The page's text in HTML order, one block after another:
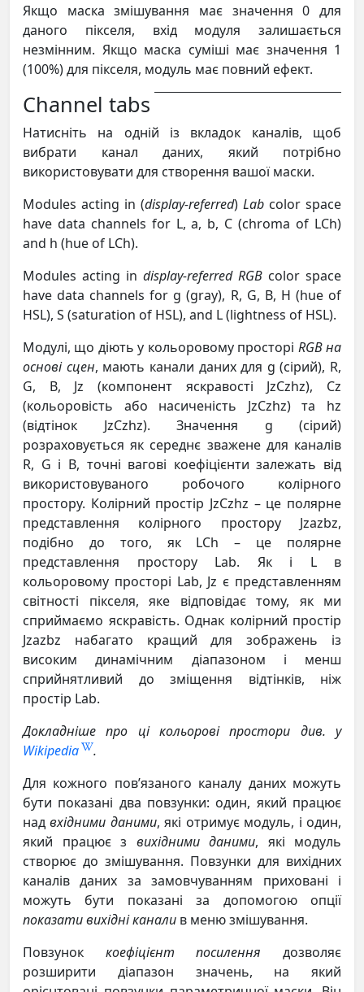
Якщо маска змішування має значення 0 для
даного пікселя, вхід модуля залишається
незмінним. Якщо маска суміші має значення 1
(100%) для пікселя, модуль має повний ефект.
Channel tabs
Натисніть на одній із вкладок каналів, щоб
вибрати канал даних, який потрібно
використовувати для створення вашої маски.
Modules acting in (display-referred) Lab color space
have data channels for L, a, b, C (chroma of LCh)
and h (hue of LCh).
Modules acting in display-referred RGB color space
have data channels for g (gray), R, G, B, H (hue of
HSL), S (saturation of HSL), and L (lightness of HSL).
Модулі, що діють у кольоровому просторі RGB на
основі сцен, мають канали даних для g (сірий), R,
G, B, Jz (компонент яскравості JzCzhz), Cz
(кольоровість або насиченість JzCzhz) та hz
(відтінок JzCzhz). Значення g (сірий)
розраховується як середнє зважене для каналів
R, G і B, точні вагові коефіцієнти залежать від
використовуваного робочого колірного
простору. Колірний простір JzCzhz – це полярне
представлення колірного простору Jzazbz,
подібно до того, як LCh – це полярне
представлення простору Lab. Як і L в
кольоровому просторі Lab, Jz є представленням
світності пікселя, яке відповідає тому, як ми
сприймаємо яскравість. Однак колірний простір
Jzazbz набагато кращий для зображень із
високим динамічним діапазоном і менш
сприйнятливий до зміщення відтінків, ніж
простір Lab.
Докладніше про ці кольорові простори див. у
Wikipedia
.
Для кожного пов’язаного каналу даних можуть
бути показані два повзунки: один, який працює
надвхідними даними, які отримує модуль, і один,
який працює з вихідними даними, які модуль
створює до змішування. Повзунки для вихідних
каналів даних за замовчуванням приховані і
можуть бути показані за допомогою опції
показати вихідні канали в меню змішування.
Повзунок коефіцієнт посилення дозволяє
розширити діапазон значень, на який